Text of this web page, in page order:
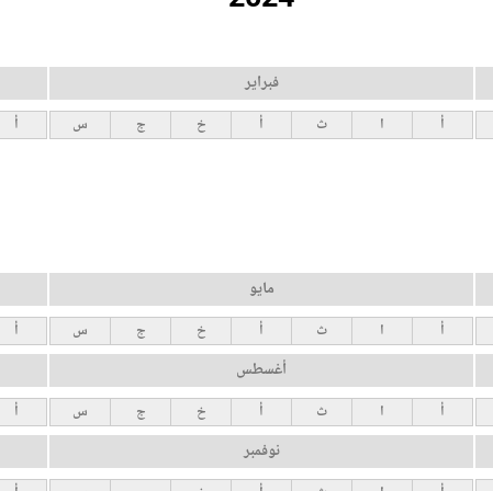
فبراير
أ ا ث أ خ ج س أ
مايو
أ ا ث أ خ ج س أ
أغسطس
أ ا ث أ خ ج س أ
نوفمبر